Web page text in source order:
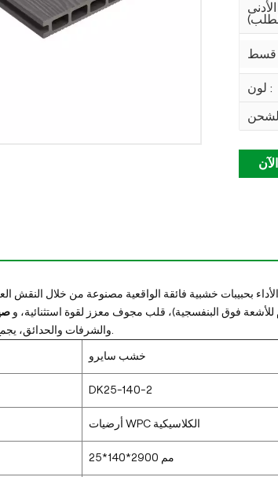
لون :
بحبيبات خشبية فائقة الواقعية مصنوعة من خلال النقش
للأشعة فوق البنفسجية)، قلب مجوف معزز لقوة استثنائية، و
خشب سايرو
DK25-140-2
أرضيات WPC الكلاسيكية
25*140*2900 مم